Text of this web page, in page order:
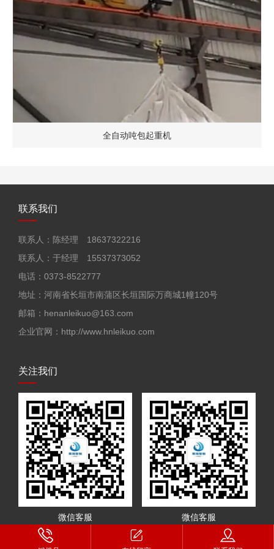
全自动吨包起重机
联系我们
联系人：陈经理 18637322216
联系人：于经理 15537373052
电话：0373-8522777
地址：河南省长垣市南蒲区长垣国际万商城1幢120号
邮箱：henanleikuo@163.com
企业官网：http://www.hnleikuo.com
关注我们
微信客服 微信客服